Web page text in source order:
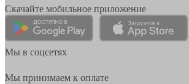
Скачайте мобильное приложение
Мы в соцсетях
Мы принимаем к оплате